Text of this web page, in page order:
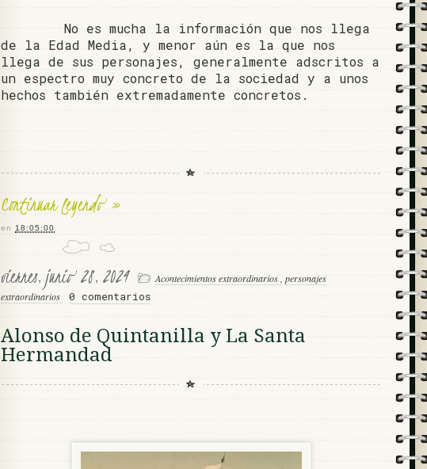
No es mucha la información que nos llega
de la Edad Media, y menor aún es la que nos
llega de sus personajes, generalmente adscritos a
un espectro muy concreto de la sociedad y a unos
hechos también extremadamente concretos.
Continuar leyendo »
en 18:05:00
viernes, junio 28, 2024 Acontecimientos extraordinarios personajes
extraordinarios
0 comentarios
Alonso de Quintanilla y La Santa
Hermandad